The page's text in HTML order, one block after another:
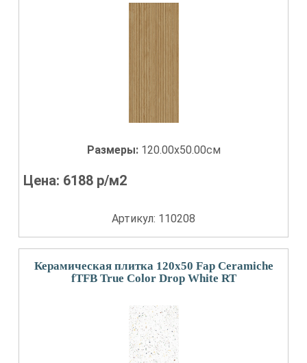
Размеры: 120.00x50.00см
Цена: 6188 р/м2
Артикул: 110208
Керамическая плитка 120x50 Fap Ceramiche
fTFB True Color Drop White RT